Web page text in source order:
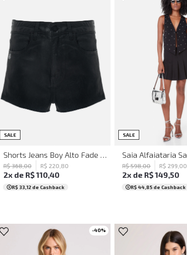
Bomber
Slim Fit
Regular Fit
Super Skinny Relaxed Fit
Justa
SALE
R$ 368,00 R$ 220 80
2x de R$110,40
R$ 33,12de Cashback
SALE 38 40
R$ 598,00 R$ 299 00
2x de R$149,50
R$ 44,85 de Cashback
-40%